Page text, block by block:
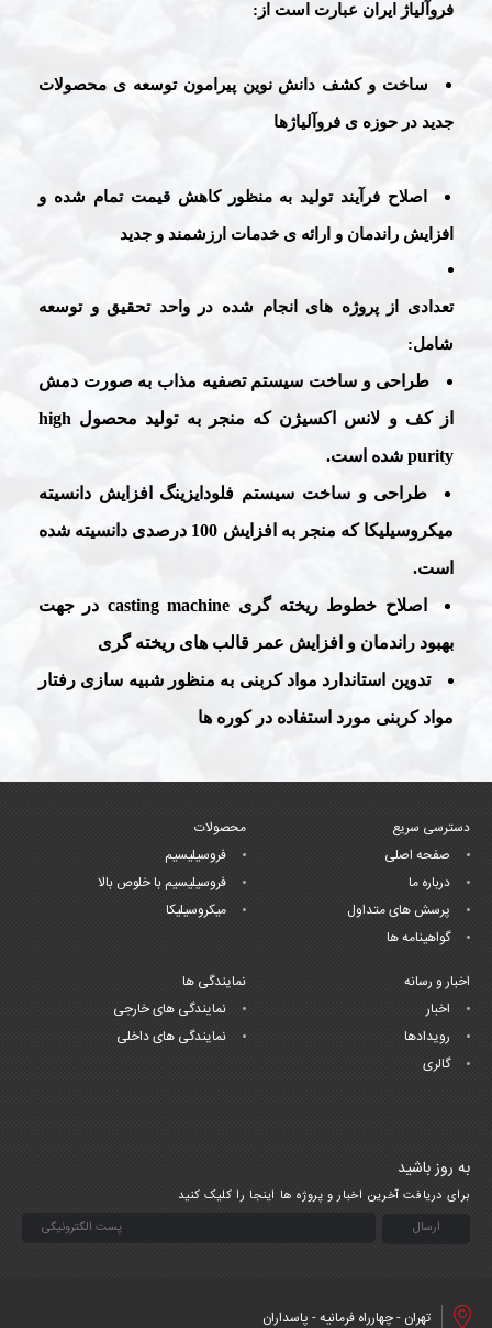
فروآلیاژ ایران عبارت است از:
ساخت و کشف دانش نوین پیرامون توسعه ی محصولات
جدید در حوزه ی فروآلیاژها
اصلاح فرآیند تولید به منظور کاهش قیمت تمام شده و
افزایش راندمان و ارائه ی خدمات ارزشمند و جدید
تعدادی از پروژه های انجام شده در واحد تحقیق و توسعه
شامل:
طراحی و ساخت سیستم تصفیه مذاب به صورت دمش
از کف و لانس اکسیژن که منجر به تولید محصول high
purity شده است.
طراحی و ساخت سیستم فلودایزینگ افزایش دانسیته
میکروسیلیکا که منجر به افزایش 100 درصدی دانسیته شده
است.
اصلاح خطوط ریخته گری casting machine در جهت
بهبود راندمان و افزایش عمر قالب های ریخته گری
تدوین استاندارد مواد کربنی به منظور شبیه سازی رفتار
مواد کربنی مورد استفاده در کوره ها
دسترسی سریع
صفحه اصلی
درباره ما
پرسش های متداول
گواهینامه ها
محصولات
فروسیلیسیم
فروسیلیسیم با خلوص بالا
میکروسیلیکا
اخبار و رسانه
اخبار
رویدادها
گالری
نمایندگی ها
نمایندگی های خارجی
نمایندگی های داخلی
به روز باشید
برای دریافت آخرین اخبار و پروژه ها اینجا را کلیک کنید
تهران - چهارراه فرمانیه - پاسداران